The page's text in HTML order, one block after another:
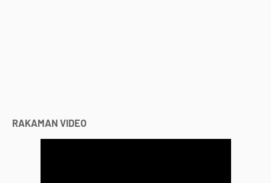
RAKAMAN VIDEO